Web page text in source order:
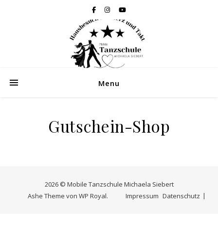
Menu
Gutschein-Shop
2026 © Mobile Tanzschule Michaela Siebert
Impressum Datenschutz
Ashe Theme von WP Royal.